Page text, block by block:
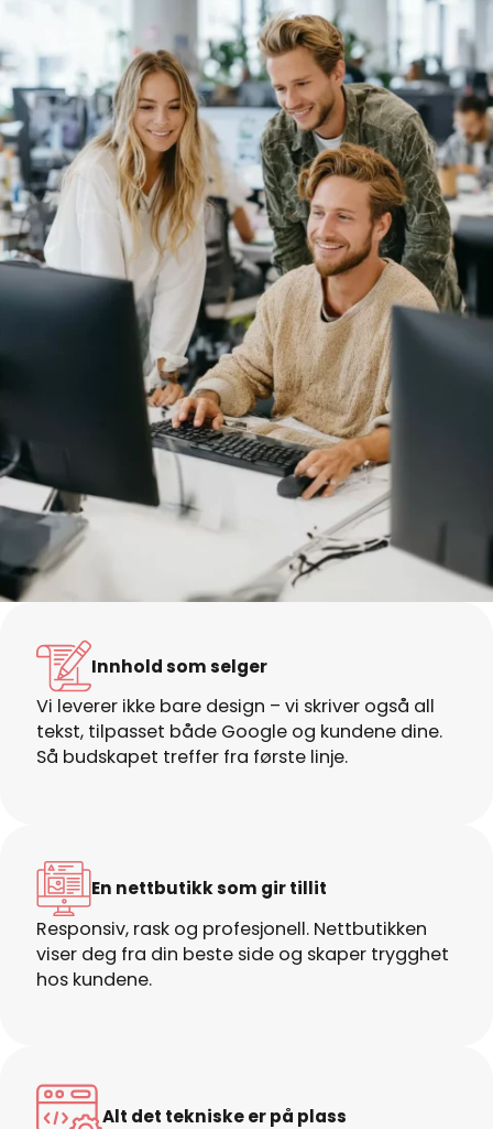
Innhold som selger
Vi leverer ikke bare design – vi skriver også all
tekst, tilpasset både Google og kundene dine.
Så budskapet treffer fra første linje.
En nettbutikk som gir tillit
Responsiv, rask og profesjonell. Nettbutikken
viser deg fra din beste side og skaper trygghet
hos kundene.
Alt det tekniske er på plass